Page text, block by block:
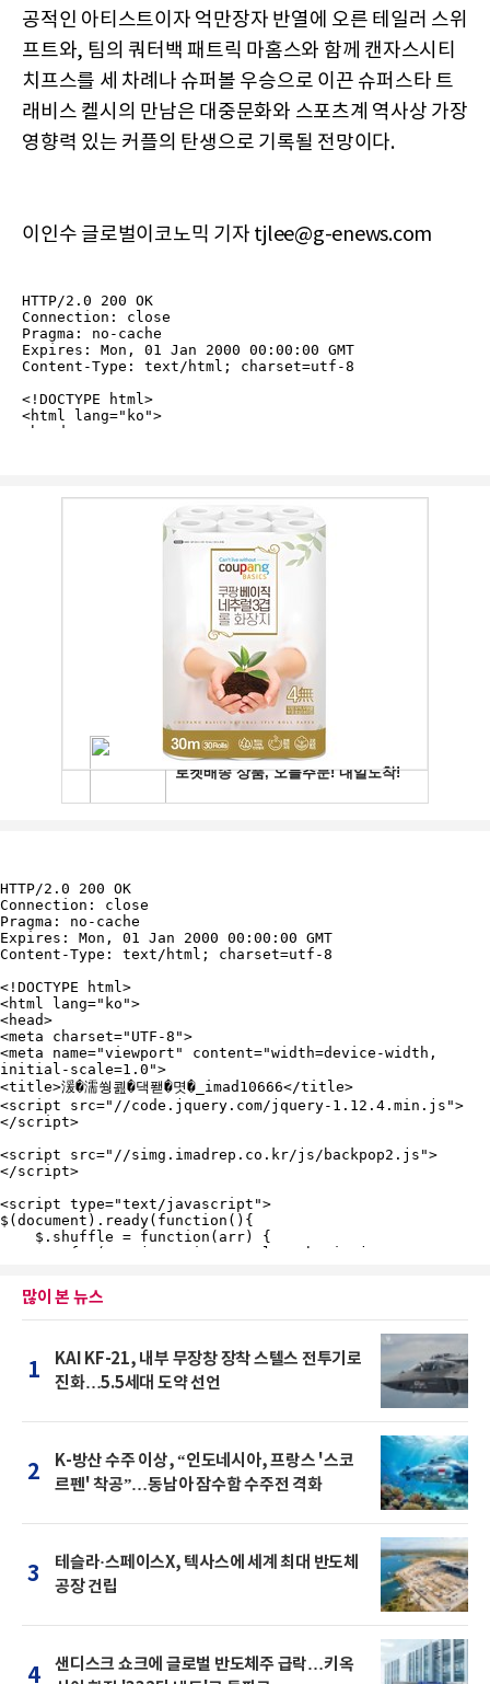
공적인 아티스트이자 억만장자 반열에 오른 테일러 스위
프트와, 팀의 쿼터백 패트릭 마홈스와 함께 캔자스시티
치프스를 세 차례나 슈퍼볼 우승으로 이끈 슈퍼스타 트
래비스 켈시의 만남은 대중문화와 스포츠계 역사상 가장
영향력 있는 커플의 탄생으로 기록될 전망이다.
이인수 글로벌이코노믹 기자 tjlee@g-enews.com
많이 본 뉴스
1
KAI KF-21, 내부 무장창 장착 스텔스 전투기로
진화…5.5세대 도약 선언
2
K-방산 수주 이상, “인도네시아, 프랑스 '스코
르펜' 착공”…동남아 잠수함 수주전 격화
3
테슬라·스페이스X, 텍사스에 세계 최대 반도체
공장 건립
4
샌디스크 쇼크에 글로벌 반도체주 급락…키옥